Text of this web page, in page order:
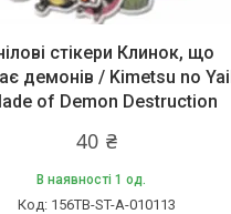
стікери Клинок, що
демонів / Kimetsu no
of Demon Destruction
40 ₴
В наявності 1 од.
156TB-ST-A-010113